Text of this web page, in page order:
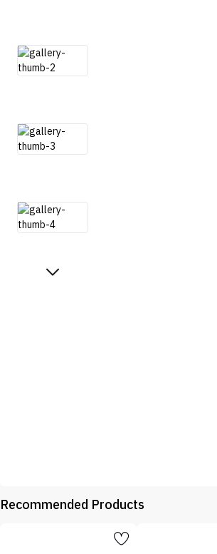
Recommended Products